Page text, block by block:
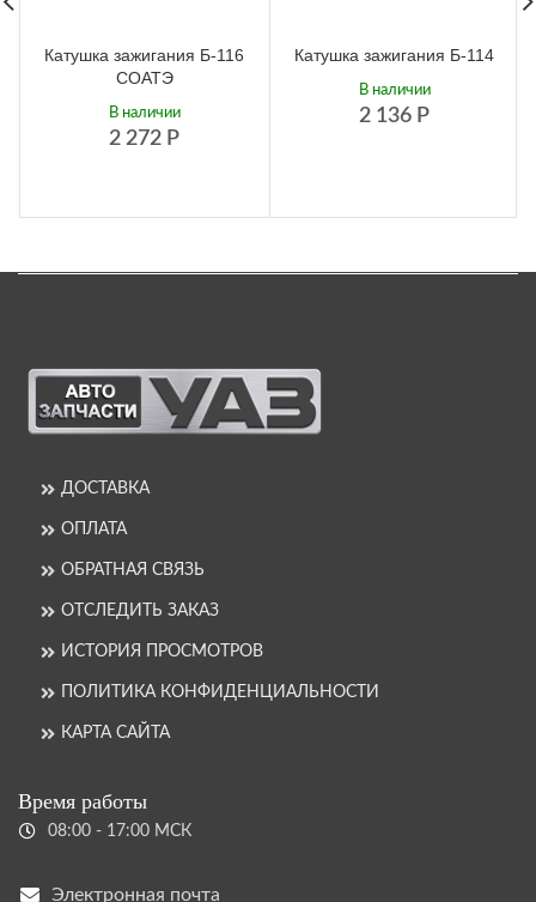
Катушка зажигания Б-116
СОАТЭ
2 272 Р
В наличии
Катушка зажигания Б-114
2 136 Р
В наличии
ДОСТАВКА
ОПЛАТА
ОБРАТНАЯ СВЯЗЬ
ОТСЛЕДИТЬ ЗАКАЗ
ИСТОРИЯ ПРОСМОТРОВ
ПОЛИТИКА КОНФИДЕНЦИАЛЬНОСТИ
КАРТА САЙТА
Время работы
08:00 - 17:00 МСК
Электронная почта